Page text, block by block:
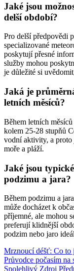
Jaké jsou
delší období?
Pro delší předpovědi
specializované
poskytují přesné
služby mohou
je důležité si
Jaká je
letních měsíců?
Během letních
kolem 25-28 stupňů
vodní aktivity, a
moře a pláží.
Jaké jsou
podzimu a jara?
Během podzimu a
může docházet k
příjemné, ale mohou
preferují klidnější
podzim nebo jaro
Mrznoucí déšť: Co to
Průvodce počasím na
Spolehlivý Zdroj